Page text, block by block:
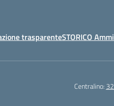
trasparenteSTORICO
Centralino: